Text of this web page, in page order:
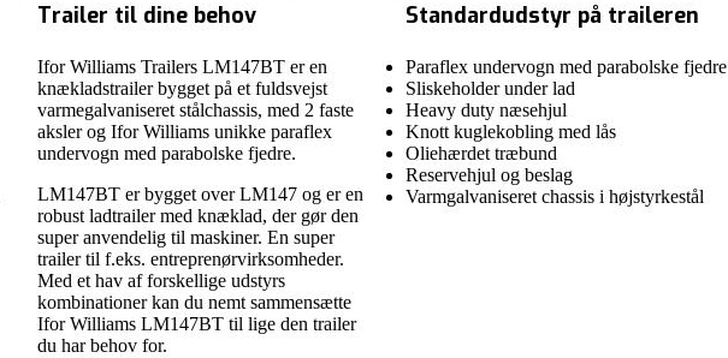
Trailer til dine behov
Ifor Williams Trailers LM147BT er en
knækladstrailer bygget på et fuldsvejst
varmegalvaniseret stålchassis, med 2 faste
aksler og Ifor Williams unikke paraflex
undervogn med parabolske fjedre.
LM147BT er bygget over LM147 og er en
robust ladtrailer med knæklad, der gør den
super anvendelig til maskiner. En super
trailer til f.eks. entreprenørvirksomheder.
Med et hav af forskellige udstyrs
kombinationer kan du nemt sammensætte
Ifor Williams LM147BT til lige den trailer
du har behov for.
Standardudstyr på traileren
Paraflex undervogn med parabolske fjedre
Sliskeholder under lad
Heavy duty næsehjul
Knott kuglekobling med lås
Oliehærdet træbund
Reservehjul og beslag
Varmgalvaniseret chassis i højstyrkestål